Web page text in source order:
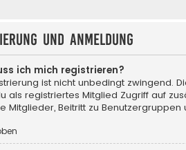
und Anmeldung
ich mich registrieren?
ist nicht unbedingt zwingend.
als registriertes Mitglied Zugriff auf
Mitglieder, Beitritt zu